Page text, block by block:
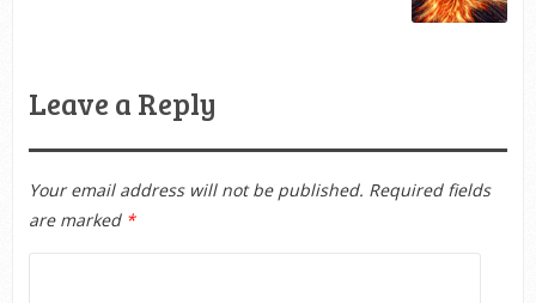
Leave a Reply
Your email address will not be published. Required fields
are marked *